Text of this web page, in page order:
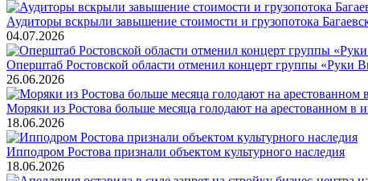
Аудиторы вскрыли завышение стоимости и грузопотока
04.07.2026
Оперштаб Ростовской области отменил концерт группы «Руки
26.06.2026
Моряки из Ростова больше месяца голодают на арестованном в
18.06.2026
Ипподром Ростова признали объектом культурного наследия
18.06.2026